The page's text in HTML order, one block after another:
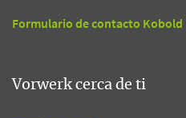
Formulario de contacto Kobold
Vorwerk cerca de ti